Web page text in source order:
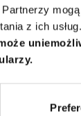
z ich usług.